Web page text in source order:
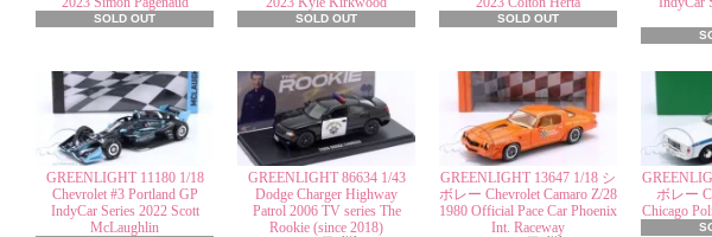
SOLD OUT SOLD OUT SOLD OUT
GREENLIGHT 11180 1/18
Chevrolet #3 Portland GP
IndyCar Series 2022 Scott
McLaughlin
GREENLIGHT 86634 1/43
Dodge Charger Highway
Patrol 2006 TV series The
Rookie (since 2018)
GREENLIGHT 13647 1/18 シ
ボレー Chevrolet Camaro Z/28
1980 Official Pace Car Phoenix
Int. Raceway
ボレー
Chicago